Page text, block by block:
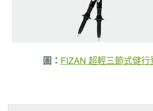
圖： FIZAN 超輕三節式健行